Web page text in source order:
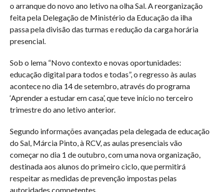
o arranque do novo ano letivo na olha Sal. A reorganização
feita pela Delegação de Ministério da Educação da ilha
passa pela divisão das turmas e redução da carga horária
presencial.
Sob o lema “Novo contexto e novas oportunidades:
educação digital para todos e todas”, o regresso às aulas
acontece no dia 14 de setembro, através do programa
‘Aprender a estudar em casa’, que teve início no terceiro
trimestre do ano letivo anterior.
Segundo informações avançadas pela delegada de educação
do Sal, Márcia Pinto, à RCV, as aulas presenciais vão
começar no dia 1 de outubro, com uma nova organização,
destinada aos alunos do primeiro ciclo, que permitirá
respeitar as medidas de prevenção impostas pelas
autoridades competentes.